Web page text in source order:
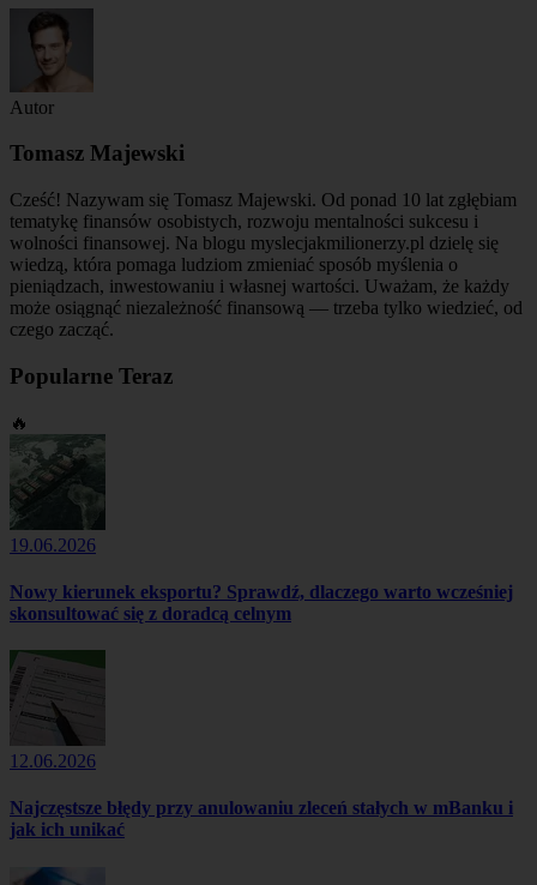
Autor
Tomasz Majewski
Cześć! Nazywam się Tomasz Majewski. Od ponad 10 lat zgłębiam
tematykę finansów osobistych, rozwoju mentalności sukcesu i
wolności finansowej. Na blogu myslecjakmilionerzy.pl dzielę się
wiedzą, która pomaga ludziom zmieniać sposób myślenia o
pieniądzach, inwestowaniu i własnej wartości. Uważam, że każdy
może osiągnąć niezależność finansową — trzeba tylko wiedzieć, od
czego zacząć.
Popularne Teraz
🔥
19.06.2026
Nowy kierunek eksportu? Sprawdź, dlaczego warto wcześniej
skonsultować się z doradcą celnym
12.06.2026
Najczęstsze błędy przy anulowaniu zleceń stałych w mBanku i
jak ich unikać